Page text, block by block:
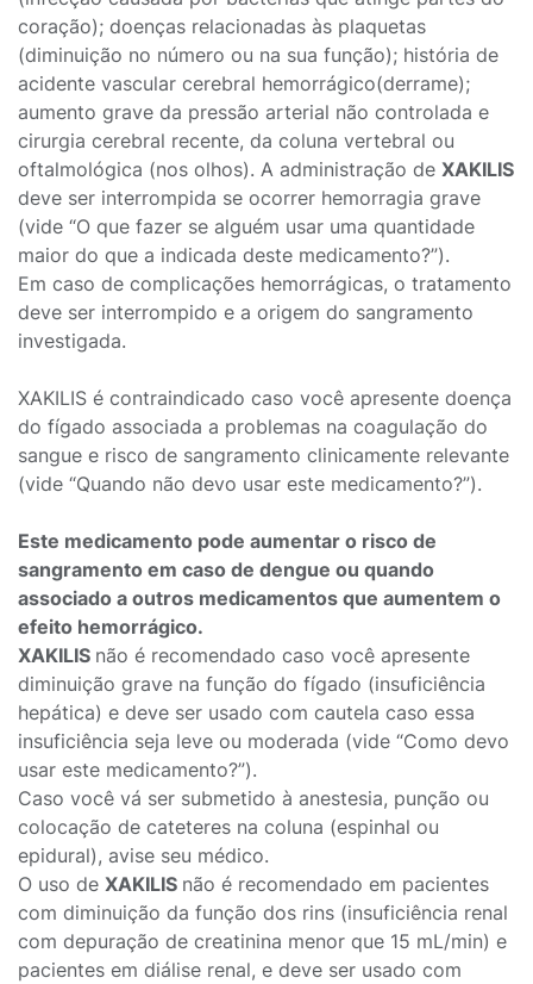
coração); doenças relacionadas às plaquetas
(diminuição no número ou na sua função); história de
acidente vascular cerebral hemorrágico(derrame);
aumento grave da pressão arterial não controlada e
cirurgia cerebral recente, da coluna vertebral ou
oftalmológica (nos olhos). A administração de XAKILIS
deve ser interrompida se ocorrer hemorragia grave
(vide “O que fazer se alguém usar uma quantidade
maior do que a indicada deste medicamento?”).
Em caso de complicações hemorrágicas, o tratamento
deve ser interrompido e a origem do sangramento
investigada.
XAKILIS é contraindicado caso você apresente doença
do fígado associada a problemas na coagulação do
sangue e risco de sangramento clinicamente relevante
(vide “Quando não devo usar este medicamento?”).
Este medicamento pode aumentar o risco de
sangramento em caso de dengue ou quando
associado a outros medicamentos que aumentem o
efeito hemorrágico.
XAKILIS não é recomendado caso você apresente
diminuição grave na função do fígado (insuficiência
hepática) e deve ser usado com cautela caso essa
insuficiência seja leve ou moderada (vide “Como devo
usar este medicamento?”).
Caso você vá ser submetido à anestesia, punção ou
colocação de cateteres na coluna (espinhal ou
epidural), avise seu médico.
O uso de XAKILIS não é recomendado em pacientes
com diminuição da função dos rins (insuficiência renal
com depuração de creatinina menor que 15 mL/min) e
pacientes em diálise renal, e deve ser usado com